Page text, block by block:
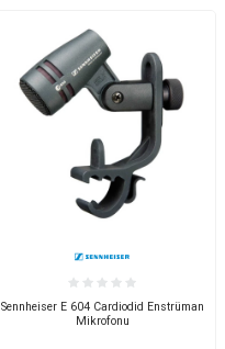
Sennheiser E 604 Cardiodid Enstrüman
Mikrofonu